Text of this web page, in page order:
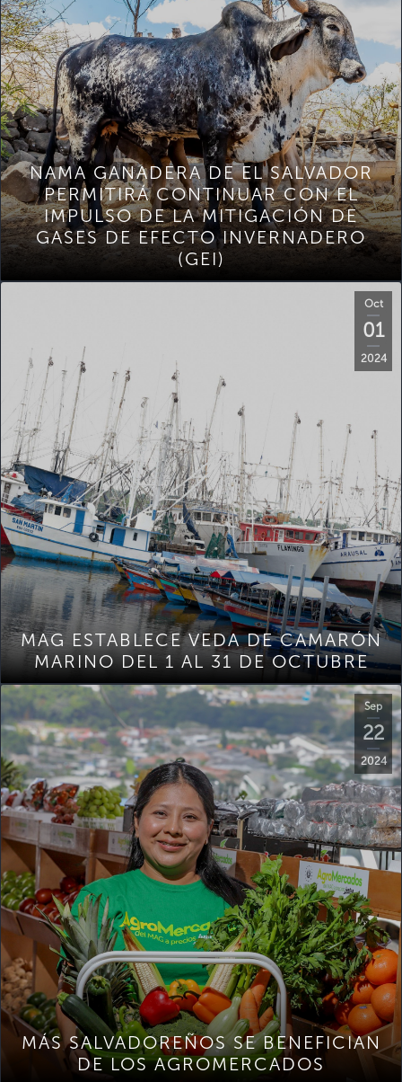
NAMA GANADERA DE EL SALVADOR
PERMITIRÁ CONTINUAR CON EL
IMPULSO DE LA MITIGACIÓN DE
GASES DE EFECTO INVERNADERO
(GEI)
Oct
01
2024
MAG ESTABLECE VEDA DE CAMARÓN
MARINO DEL 1 AL 31 DE OCTUBRE
Sep
22
2024
MÁS SALVADOREÑOS SE BENEFICIAN
DE LOS AGROMERCADOS